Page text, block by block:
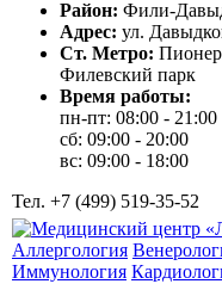
Район: Фили-
Адрес: ул.
Ст. Метро:
Филевский парк
Время работы:
пн-пт: 08:00 - 21:00
сб: 09:00 - 20:00
вс: 09:00 - 18:00
Тел. +7 (499) 519-35-52
Аллергология
Иммунология